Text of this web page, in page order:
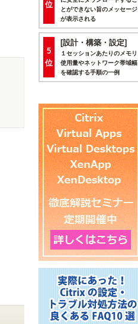
位
とができない旨のメッセージ
が表示される
5
位
[設計・構築・設定]
１セッションあたりのメモリ
使用量やネットワーク帯域幅
を確認する手順の一例